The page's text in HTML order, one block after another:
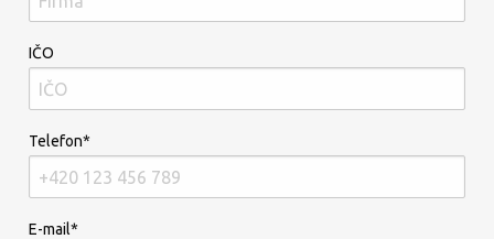
IČO
Telefon*
E-mail*